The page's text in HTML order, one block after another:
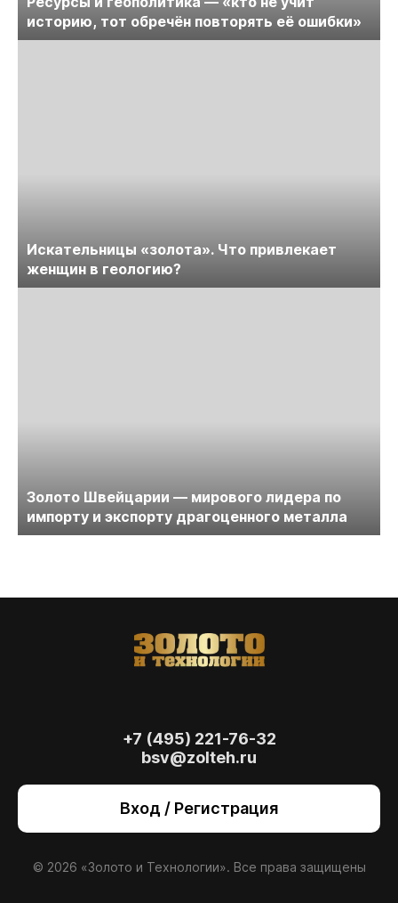
историю, тот обречён повторять её ошибки»
Искательницы «золота». Что привлекает
женщин в геологию?
Золото Швейцарии — мирового лидера по
импорту и экспорту драгоценного металла
+7 (495) 221-76-32
bsv@zolteh.ru
Вход / Регистрация
© 2026 «Золото и Технологии». Все права защищены
также для анализа сайта и улучшения
сайт, вы даете согласиена использование